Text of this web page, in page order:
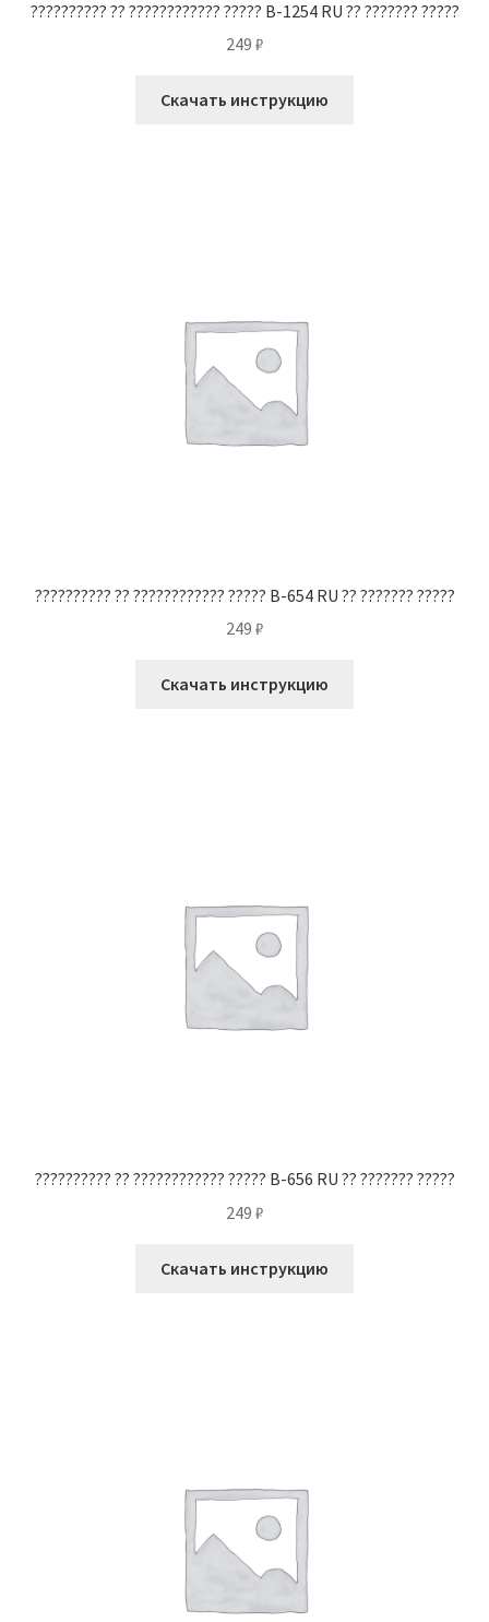
?????????? ?? ???????????? ????? B-1254 RU ?? ??????? ?????
249 ₽
Скачать инструкцию
?????????? ?? ???????????? ????? B-654 RU ?? ??????? ?????
249 ₽
Скачать инструкцию
?????????? ?? ???????????? ????? B-656 RU ?? ??????? ?????
249 ₽
Скачать инструкцию